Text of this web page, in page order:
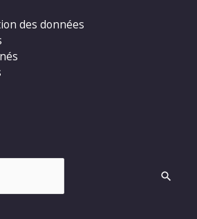
des données